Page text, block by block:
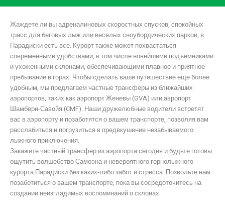
Жаждете ли вы адреналиновых скоростных спусков, спокойных
трасс для беговых лыж или веселых сноубордических парков, в
Парадиски есть все. Курорт также может похвастаться
современными удобствами, в том числе новейшими подъемниками
и ухоженными склонами, обеспечивающими плавное и приятное
пребывание в горах. Чтобы сделать ваше путешествие еще более
удобным, мы предлагаем частные трансферы из ближайших
аэропортов, таких как аэропорт Женевы (GVA) или аэропорт
Шамбери-Савойя (CMF). Наши дружелюбные водители встретят
вас в аэропорту и позаботятся о вашем транспорте, позволяя вам
расслабиться и погрузиться в предвкушение незабываемого
лыжного приключения.
Закажите частный трансфер из аэропорта сегодня и будьте готовы
ощутить волшебство Самоэна и невероятного горнолыжного
курорта Парадиски без каких-либо забот и стресса. Позвольте нам
позаботиться о вашем транспорте, пока вы сосредоточитесь на
создании неизгладимых воспоминаний о склонах.